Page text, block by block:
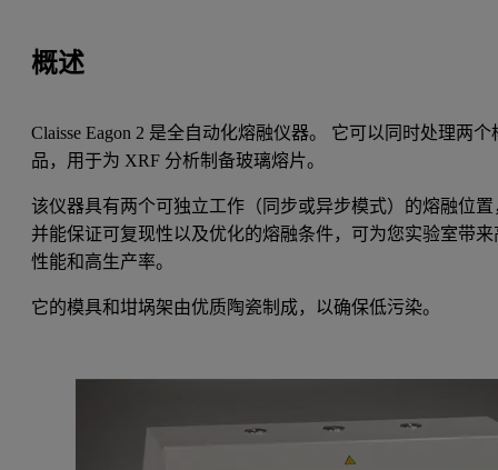
概述
Claisse Eagon 2 是全自动化熔融仪器。 它可以同时处理两个
品，用于为 XRF 分析制备玻璃熔片。
该仪器具有两个可独立工作（同步或异步模式）的熔融位置
并能保证可复现性以及优化的熔融条件，可为您实验室带来
性能和高生产率。
它的模具和坩埚架由优质陶瓷制成，以确保低污染。